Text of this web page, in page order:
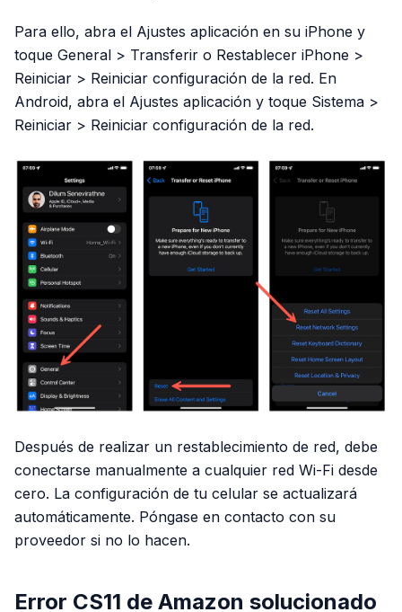
Para ello, abra el Ajustes aplicación en su iPhone y
toque General > Transferir o Restablecer iPhone >
Reiniciar > Reiniciar configuración de la red. En
Android, abra el Ajustes aplicación y toque Sistema >
Reiniciar > Reiniciar configuración de la red.
Después de realizar un restablecimiento de red, debe
conectarse manualmente a cualquier red Wi-Fi desde
cero. La configuración de tu celular se actualizará
automáticamente. Póngase en contacto con su
proveedor si no lo hacen.
Error CS11 de Amazon solucionado